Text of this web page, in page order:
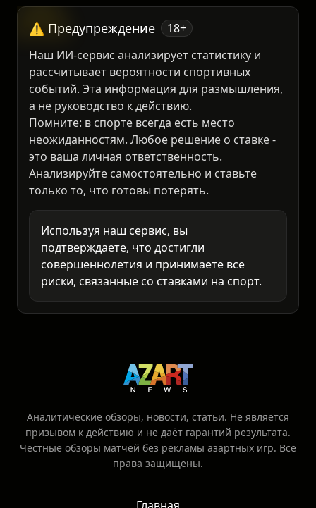
⚠️ Предупреждение
18+
Наш ИИ-сервис анализирует статистику и
рассчитывает вероятности спортивных
событий. Эта информация для размышления,
а не руководство к действию.
Помните: в спорте всегда есть место
неожиданностям. Любое решение о ставке -
это ваша личная ответственность.
Анализируйте самостоятельно и ставьте
только то, что готовы потерять.
Используя наш сервис, вы
подтверждаете, что достигли
совершеннолетия и принимаете все
риски, связанные со ставками на спорт.
Аналитические обзоры, новости, статьи. Не является
призывом к действию и не даёт гарантий результата.